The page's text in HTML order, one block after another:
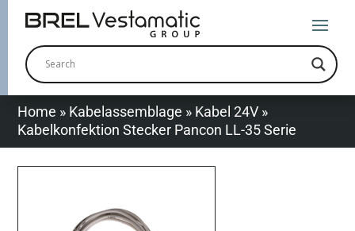
Home » Kabelassemblage » Kabel 24V »
Kabelkonfektion Stecker Pancon LL-35 Serie